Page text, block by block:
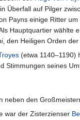
Überfall auf Pilger
Payns einige Ritter
Hauptquartier wählte
, den Heiligen Orden der
(etwa 1140–1190)
Stimmungen seines
neben den
war der Zisterzienser